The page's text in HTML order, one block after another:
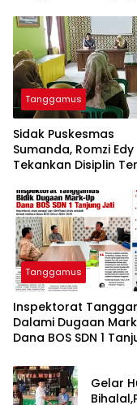
Dan Balita Mengidap
Kelainan Jantung
Tanggamus
Sidak Puskesmas
Sumanda, Romzi Edy
Tekankan Disiplin
Tanggamus
Inspektorat
Dalami Dugaan
Dana BOS SDN 1
Gelar